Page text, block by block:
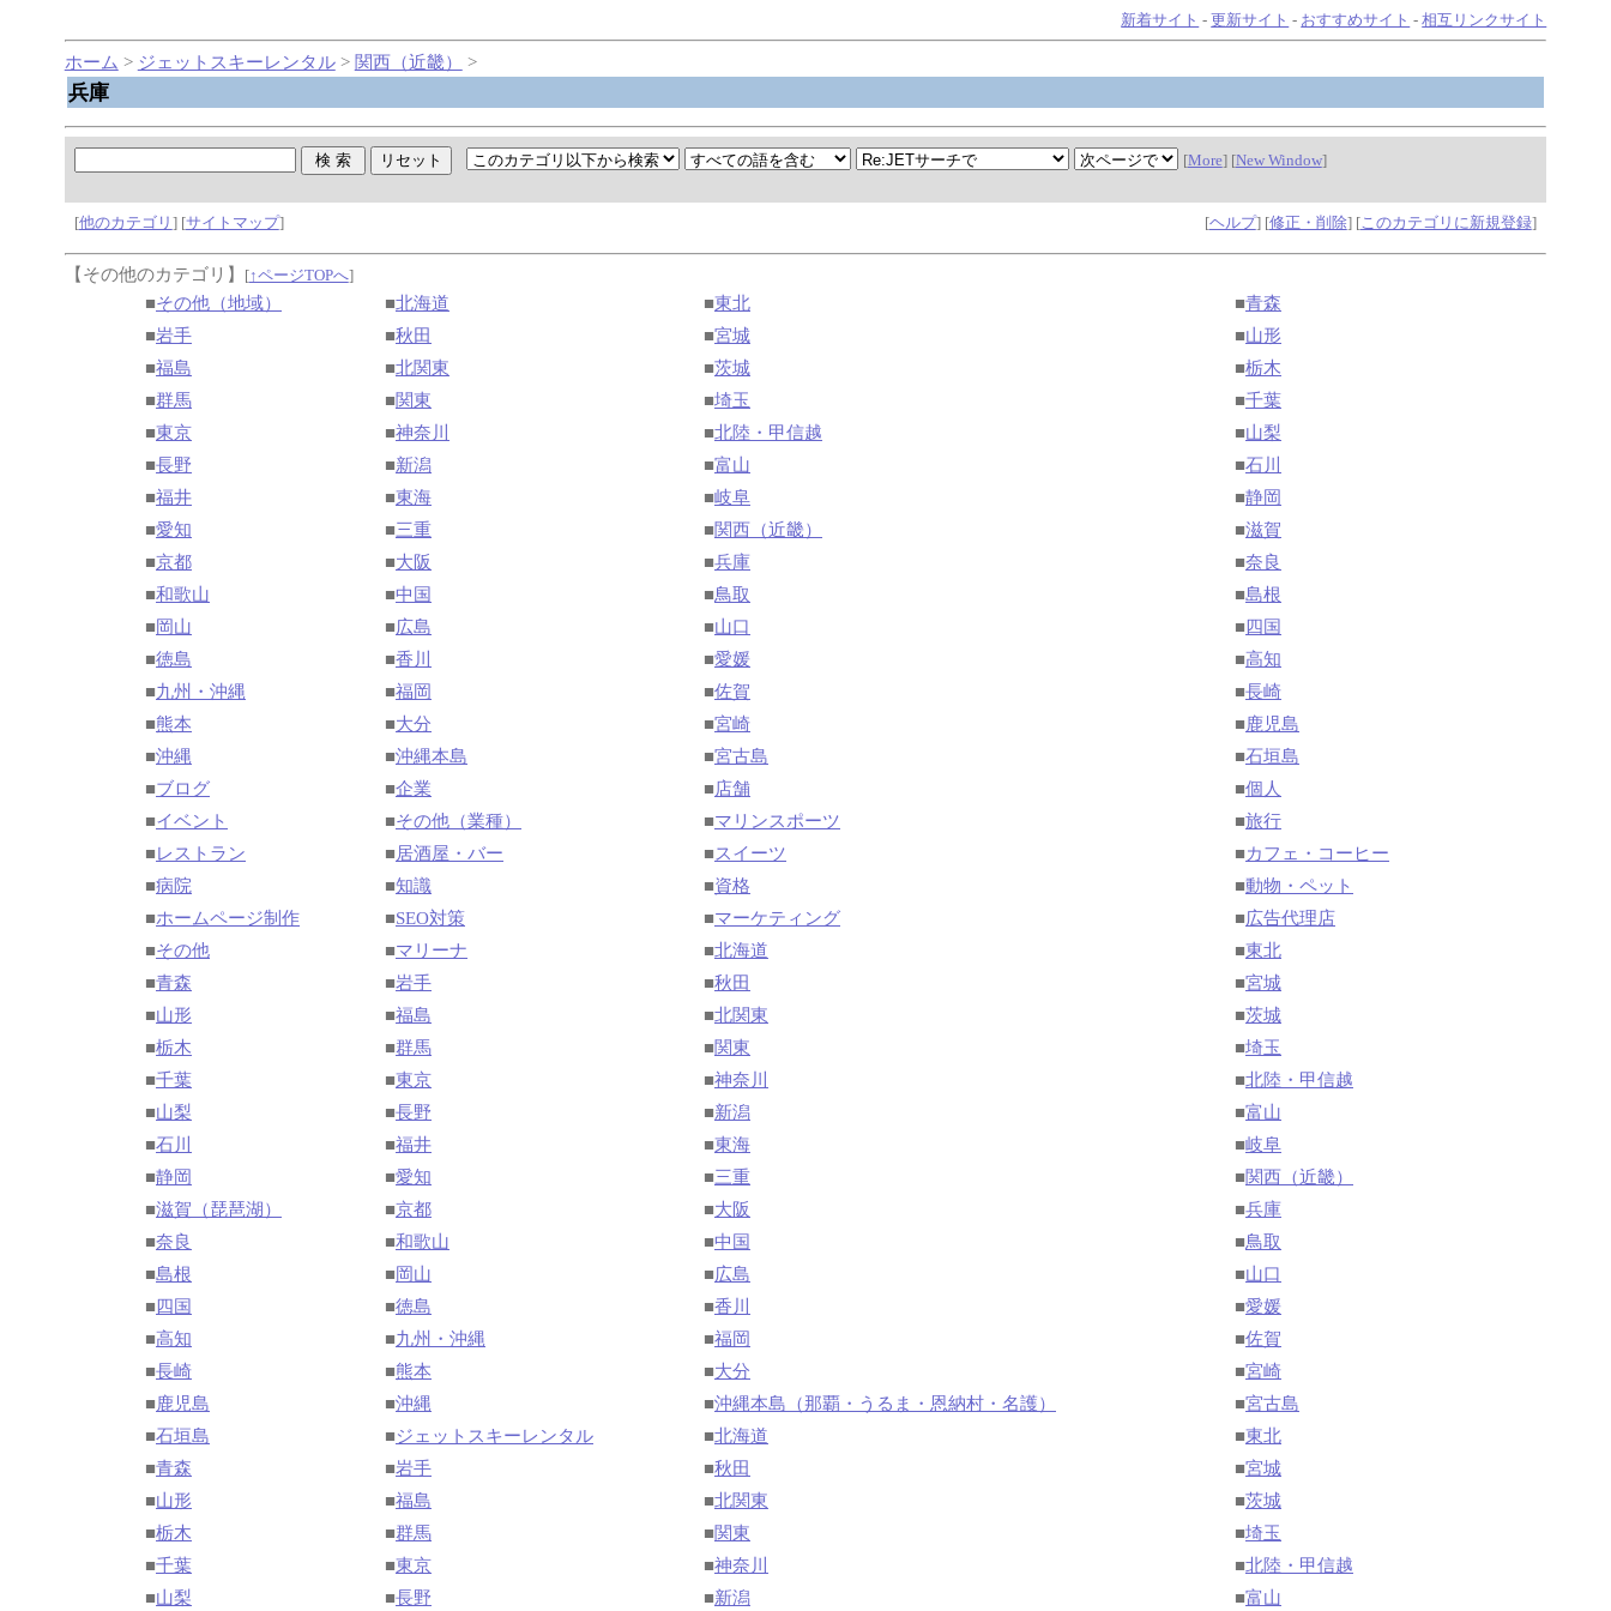
新着サイト -更新サイト - おすすめサイト -相互リンクサイト
ホーム > ジェットスキーレンタル> 関西（近畿） >
兵庫
[More] [New Window]
[他のカテゴリ ] [サイトマップ] [ヘルプ] [修正・削除] [このカテゴリに新規登録]
【その他のカテゴリ】 [↑ページTOPへ]
■その他（地域） ■北海道 ■東北 ■青森
■岩手 ■秋田 ■宮城 ■山形
■福島 ■北関東 ■茨城 ■栃木
■群馬 ■関東 ■埼玉 ■千葉
■東京 ■神奈川 ■北陸・甲信越 ■山梨
■長野 ■新潟 ■富山 ■石川
■福井 ■東海 ■岐阜 ■静岡
■愛知 ■三重 ■関西（近畿） ■滋賀
■京都 ■大阪 ■兵庫 ■奈良
■和歌山 ■中国 ■鳥取 ■島根
■ 岡山 ■広島 ■山口 ■ 四国
■徳島 ■香川 ■愛媛 ■高知
■九州・沖縄 ■福岡 ■佐賀 ■長崎
■熊本 ■大分 ■宮崎 ■鹿児島
■沖縄 ■沖縄本島 ■宮古島 ■石垣島
■ブログ ■企業 ■店舗 ■個人
■イベント ■その他（業種） ■マリンスポーツ ■旅行
■レストラン ■居酒屋・バー ■スイーツ ■カフェ・コーヒー
■病院 ■知識 ■資格 ■動物・ペット
■ホームページ制作 ■SEO対策 ■マーケティング ■広告代理店
■その他 ■マリーナ ■北海道 ■東北
■青森 ■岩手 ■秋田 ■宮城
■山形 ■福島 ■北関東 ■茨城
■栃木 ■群馬 ■関東 ■埼玉
■千葉 ■東京 ■神奈川 ■北陸・甲信越
■山梨 ■長野 ■新潟 ■富山
■石川 ■福井 ■東海 ■岐阜
■静岡 ■愛知 ■三重 ■関西（近畿）
■滋賀（琵琶湖） ■京都 ■大阪 ■兵庫
■奈良 ■和歌山 ■中国 ■鳥取
■島根 ■ 岡山 ■広島 ■山口
■ 四国 ■徳島 ■香川 ■愛媛
■高知 ■九州・沖縄 ■福岡 ■佐賀
■長崎 ■熊本 ■大分 ■宮崎
■鹿児島 ■沖縄 ■沖縄本島（那覇・うるま・恩納村・名護） ■宮古島
■石垣島 ■ジェットスキーレンタル ■北海道 ■東北
■青森 ■岩手 ■秋田 ■宮城
■山形 ■福島 ■北関東 ■茨城
■栃木 ■群馬 ■関東 ■埼玉
■千葉 ■東京 ■神奈川 ■北陸・甲信越
■山梨 ■長野 ■新潟 ■富山